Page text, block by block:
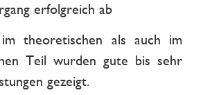
erfolgreich ab
theoretischen als auch im
Teil wurden gute bis sehr
gezeigt.